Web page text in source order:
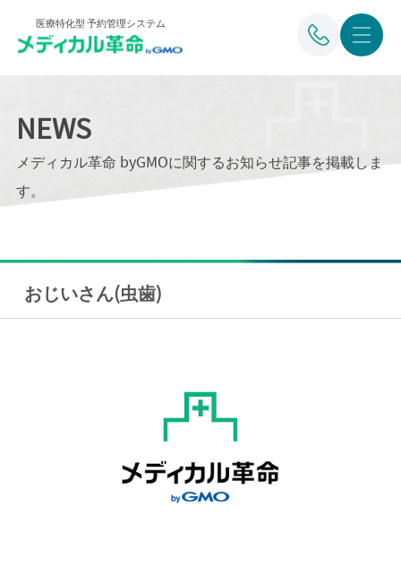
医療特化型 予約管理システム
NEWS
メディカル革命 byGMOに関するお知らせ記事を掲載しま
す。
おじいさん(虫歯)